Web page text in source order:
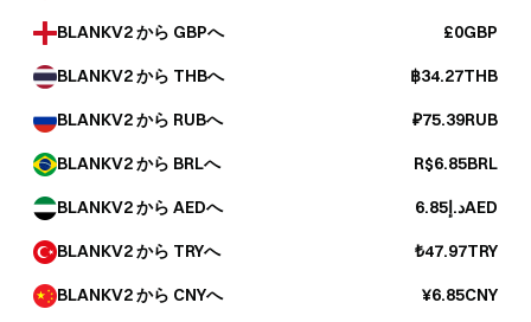
BLANKV2 から GBPへ £0GBP
BLANKV2 から THBへ ฿34.27THB
BLANKV2 から RUBへ ₽75.39RUB
BLANKV2 から BRLへ R$6.85BRL
BLANKV2 から AEDへ د.إ6.85AED
BLANKV2 から TRYへ ₺47.97TRY
BLANKV2 から CNYへ ¥6.85CNY